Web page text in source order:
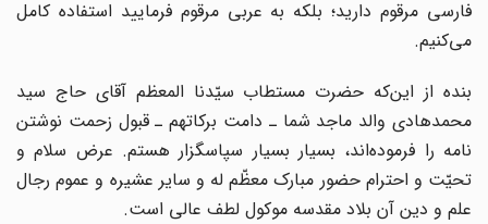
فارسی مرقوم دارید؛ بلکه به عربی مرقوم فرمایید استفاده کامل
می‌کنیم.
بنده از این‌که حضرت مستطاب سیّدنا المعظم آقای حاج سید
محمدهادی والد ماجد شما ـ دامت برکاتهم ـ قبول زحمت نوشتن
نامه را فرموده‌اند، بسیار بسیار سپاسگزار هستم. عرض سلام و
تحیّت و احترام حضور مبارک معظّم له و سایر عشیره و عموم رجال
علم و دین آن بلاد مقدسه موکول لطف عالی است.